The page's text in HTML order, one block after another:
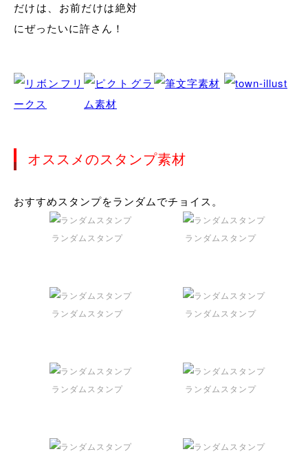
だけは、お前だけは絶対
にぜったいに許さん！
オススメのスタンプ素材
おすすめスタンプをランダムでチョイス。
ランダムスタンプ ランダムスタンプ
ランダムスタンプ ランダムスタンプ
ランダムスタンプ ランダムスタンプ